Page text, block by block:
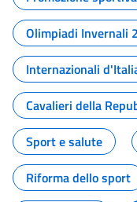
Olimpiadi Invernali
Internazionali
Cavalieri della
Sport e salute
Riforma dello sport